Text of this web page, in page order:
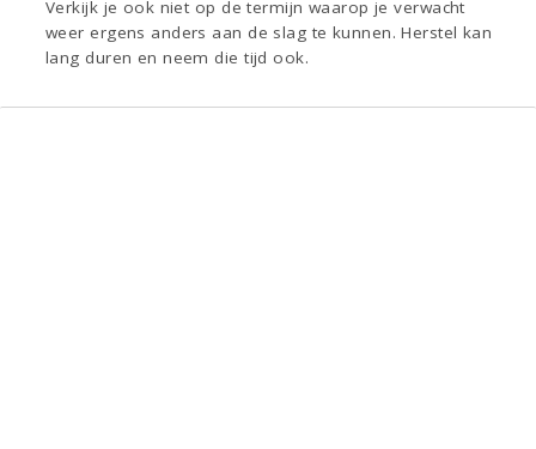
Verkijk je ook niet op de termijn waarop je verwacht
weer ergens anders aan de slag te kunnen. Herstel kan
lang duren en neem die tijd ook.